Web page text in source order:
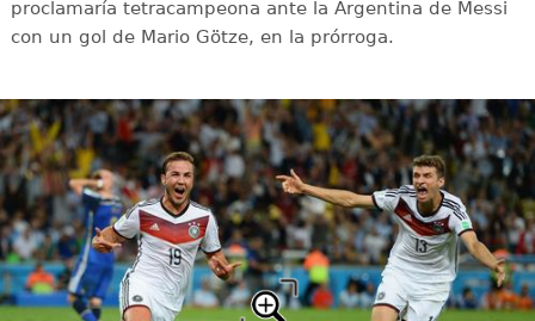
proclamaría tetracampeona ante la Argentina de Messi
con un gol de Mario Götze, en la prórroga.